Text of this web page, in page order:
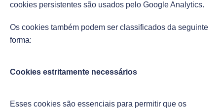
cookies persistentes são usados pelo Google Analytics.
Os cookies também podem ser classificados da seguinte
forma:
Cookies estritamente necessários
Esses cookies são essenciais para permitir que os